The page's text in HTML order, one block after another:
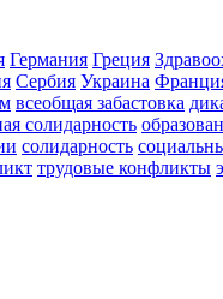
Германия Греция
Сербия Украина
всеобщая забастовка
солидарность
солидарность
трудовые конфликты